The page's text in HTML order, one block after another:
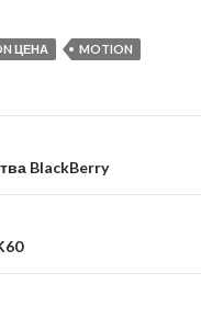
ЦЕНА MOTION
BlackBerry